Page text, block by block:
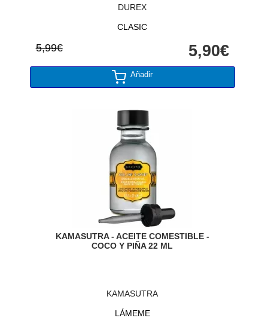
DUREX
CLASIC
5,99€ 5,90€
Añadir
KAMASUTRA - ACEITE COMESTIBLE -
COCO Y PIÑA 22 ML
KAMASUTRA
LÁMEME